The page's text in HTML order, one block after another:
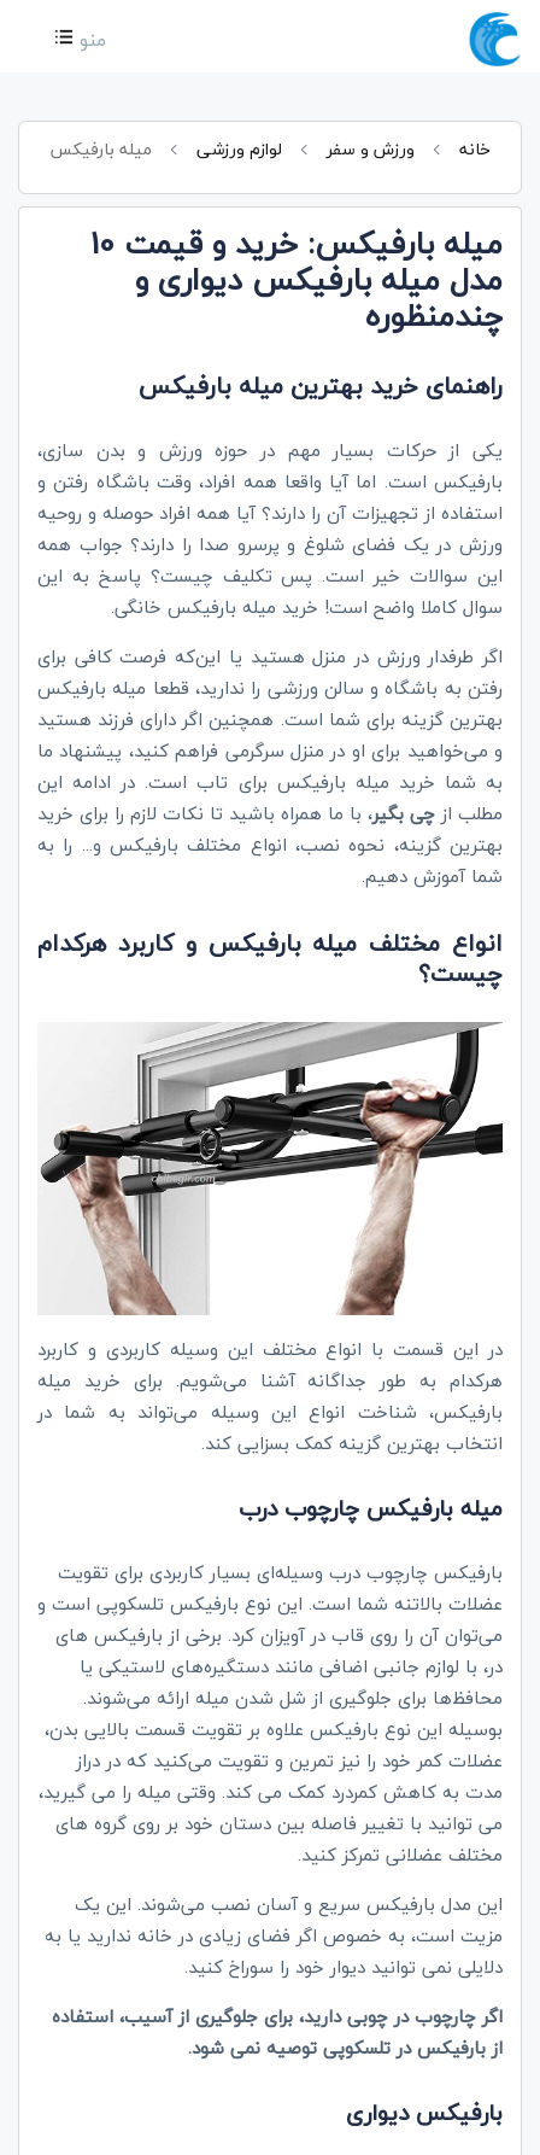
منو
خانه ورزش و سفر لوازم ورزشی میله بارفیکس
میله بارفیکس: خرید و قیمت 10
مدل میله بارفیکس دیواری و
چندمنظوره
راهنمای خرید بهترین میله بارفیکس
یکی از حرکات بسیار مهم در حوزه ورزش و بدن سازی،
بارفیکس است. اما آیا واقعا همه افراد، وقت باشگاه رفتن و
استفاده از تجهیزات آن را دارند؟ آیا همه افراد حوصله و روحیه
ورزش در یک فضای شلوغ و پرسرو صدا را دارند؟ جواب همه
این سوالات خیر است. پس تکلیف چیست؟ پاسخ به این
سوال کاملا واضح است! خرید میله بارفیکس خانگی.
اگر طرفدار ورزش در منزل هستید یا این‌که فرصت کافی برای
رفتن به باشگاه و سالن ورزشی را ندارید، قطعا میله بارفیکس
بهترین گزینه برای شما است. همچنین اگر دارای فرزند هستید
و می‌خواهید برای او در منزل سرگرمی فراهم کنید، پیشنهاد ما
به شما خرید میله بارفیکس برای تاب است. در ادامه این
مطلب از چی بگیر، با ما همراه باشید تا نکات لازم را برای خرید
بهترین گزینه، نحوه نصب، انواع مختلف بارفیکس و... را به
شما آموزش دهیم.
انواع مختلف میله بارفیکس و کاربرد هرکدام
چیست؟
در این قسمت با انواع مختلف این وسیله کاربردی و کاربرد
هرکدام به طور جداگانه آشنا می‌شویم. برای خرید میله
بارفیکس، شناخت انواع این وسیله می‌تواند به شما در
انتخاب بهترین گزینه کمک بسزایی کند.
میله بارفیکس چارچوب درب
بارفیکس چارچوب درب وسیله‌ای بسیار کاربردی برای تقویت
عضلات بالاتنه شما است. این نوع بارفیکس تلسکوپی است و
می‌توان آن را روی قاب در آویزان کرد. برخی از بارفیکس های
در، با لوازم جانبی اضافی مانند دستگیره‌های لاستیکی یا
محافظ‌ها برای جلوگیری از شل شدن میله ارائه می‌شوند.
بوسیله این نوع بارفیکس علاوه بر تقویت قسمت بالایی بدن،
عضلات کمر خود را نیز تمرین و تقویت می‌کنید که در دراز
مدت به کاهش کمردرد کمک می کند. وقتی میله را می گیرید،
می توانید با تغییر فاصله بین دستان خود بر روی گروه های
مختلف عضلانی تمرکز کنید.
این مدل بارفیکس سریع و آسان نصب می‌شوند. این یک
مزیت است، به خصوص اگر فضای زیادی در خانه ندارید یا به
دلایلی نمی توانید دیوار خود را سوراخ کنید.
اگر چارچوب در چوبی دارید، برای جلوگیری از آسیب، استفاده
از بارفیکس در تلسکوپی توصیه نمی شود.
بارفیکس دیواری